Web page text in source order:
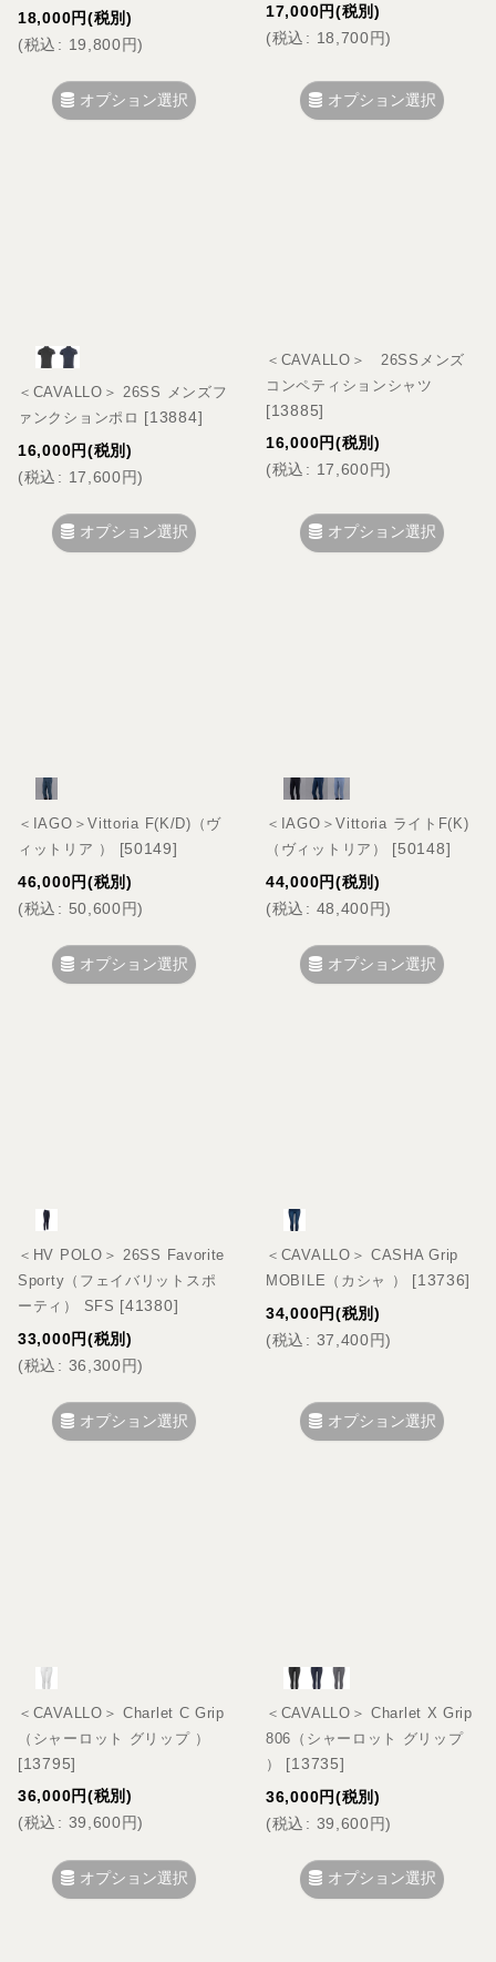
18,000円(税別)
(税込 : 19,800円)
オプション選択
17,000円(税別)
(税込 : 18,700円)
オプション選択
＜CAVALLO＞ 26SS メンズフ
ァンクションポロ [13884]
16,000円(税別)
(税込 : 17,600円)
オプション選択
＜CAVALLO＞ 26SSメンズ
コンペティションシャツ
[13885]
16,000円(税別)
(税込 : 17,600円)
オプション選択
＜IAGO＞Vittoria F(K/D)（ヴ
ィットリア ）
[50149]
46,000円(税別)
(税込 : 50,600円)
オプション選択
＜IAGO＞Vittoria ライトF(K)
（ヴィットリア）
[50148]
44,000円(税別)
(税込 : 48,400円)
オプション選択
＜HV POLO＞ 26SS Favorite
Sporty（フェイバリットスポ
ーティ） SFS [41380]
33,000円(税別)
(税込 : 36,300円)
オプション選択
＜CAVALLO＞ CASHA Grip
MOBILE（カシャ ） [13736]
34,000円(税別)
(税込 : 37,400円)
オプション選択
＜CAVALLO＞ Charlet C Grip
（シャーロット グリップ ）
[13795]
36,000円(税別)
(税込 : 39,600円)
オプション選択
＜CAVALLO＞ Charlet X Grip
806（シャーロット グリップ
） [13735]
36,000円(税別)
(税込 : 39,600円)
オプション選択